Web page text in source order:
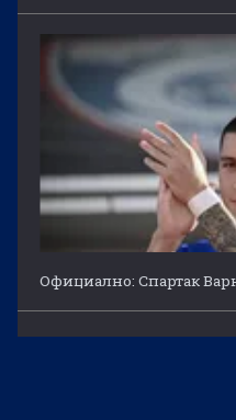
Официално: Спартак